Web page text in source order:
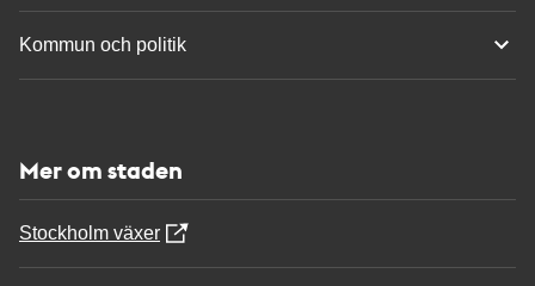
Kommun och politik
Mer om staden
Stockholm växer